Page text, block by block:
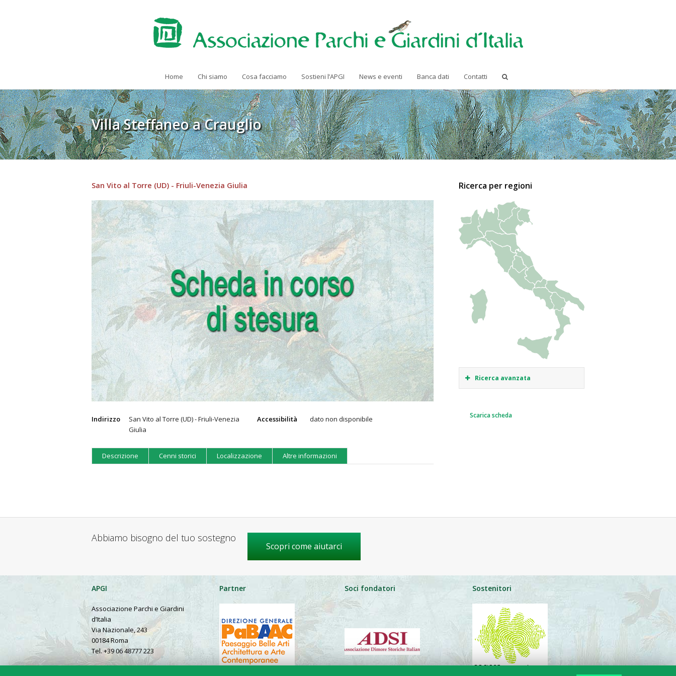
Home Chi siamo Cosa facciamo Sostieni l’APGI News e eventi Banca dati Contatti
Villa Steffaneo a Crauglio
San Vito al Torre (UD) - Friuli-Venezia Giulia
Indirizzo
San Vito al Torre (UD) - Friuli-Venezia
Giulia
Accessibilità dato non disponibile
Descrizione Cenni storici Localizzazione Altre informazioni
Ricerca per regioni
Ricerca avanzata
Scarica scheda
Abbiamo bisogno del tuo sostegno
Scopri come aiutarci
APGI
Associazione Parchi e Giardini
d’Italia
Via Nazionale, 243
00184 Roma
Tel. +39 06 48777 223
Partner Soci fondatori Sostenitori